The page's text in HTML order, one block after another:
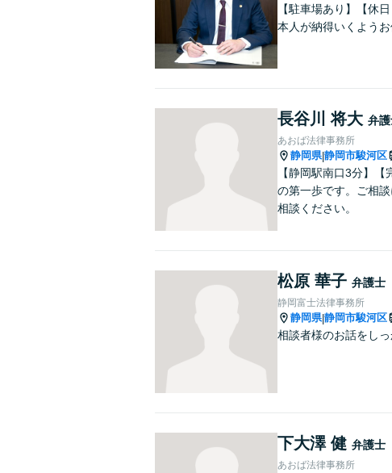
【駐車場あり】【休
本人が納得いくよう
長谷川 将大 弁
あおば法律事務所
静岡県|静岡市駿河区
【静岡駅南口3分】
の第一歩です。ご相
相談ください。
松原 華子 弁護士
静岡富士法律事務所
静岡県|静岡市駿河区
相談者様のお話をし
下大澤 健 弁護士
あおば法律事務所